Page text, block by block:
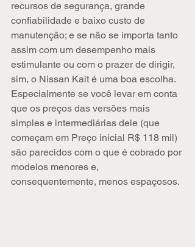
recursos de segurança, grande
confiabilidade e baixo custo de
manutenção; e se não se importa tanto
assim com um desempenho mais
estimulante ou com o prazer de dirigir,
sim, o Nissan Kait é uma boa escolha.
Especialmente se você levar em conta
que os preços das versões mais
simples e intermediárias dele (que
começam em Preço inicial R$ 118 mil)
são parecidos com o que é cobrado por
modelos menores e,
consequentemente, menos espaçosos.